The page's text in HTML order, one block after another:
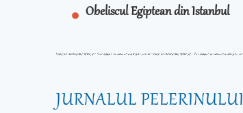
Obeliscul Egiptean din Istanbul
JURNALUL PELERINULUI